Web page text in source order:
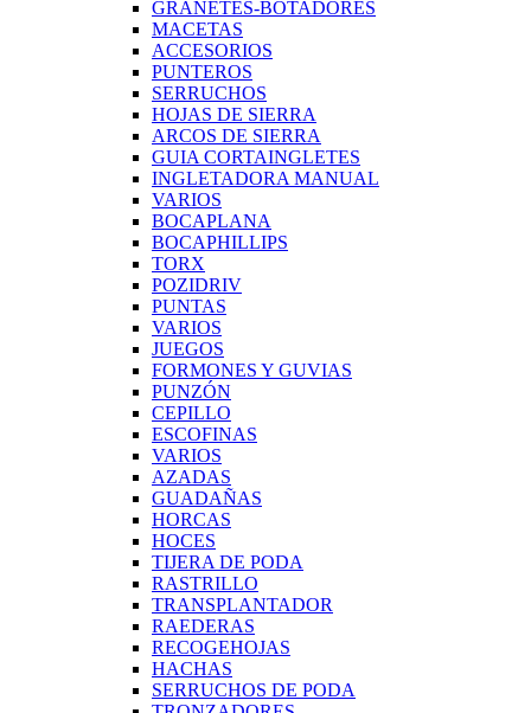
GRANETES-BOTADORES
MACETAS
ACCESORIOS
PUNTEROS
SERRUCHOS
HOJAS DE SIERRA
ARCOS DE SIERRA
GUIA CORTAINGLETES
INGLETADORA MANUAL
VARIOS
BOCAPLANA
BOCAPHILLIPS
TORX
POZIDRIV
PUNTAS
VARIOS
JUEGOS
FORMONES Y GUVIAS
PUNZÓN
CEPILLO
ESCOFINAS
VARIOS
AZADAS
GUADAÑAS
HORCAS
HOCES
TIJERA DE PODA
RASTRILLO
TRANSPLANTADOR
RAEDERAS
RECOGEHOJAS
HACHAS
SERRUCHOS DE PODA